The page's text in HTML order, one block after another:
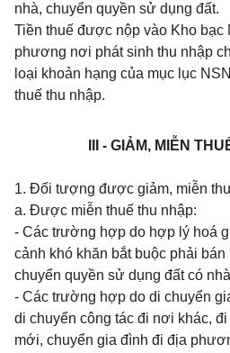
nhà, chuyển quyền sử dụng đất.
Tiền thuế được nộp vào Kho bạc
phương nơi phát sinh thu nhập
loại khoản hạng của mục lục
thuế thu nhập.
III - GIẢM, MIỄN
1. Đối tượng được giảm, miễn
a. Được miễn thuế thu nhập:
- Các trường hợp do hợp lý hoá
cảnh khó khăn bắt buộc phải
chuyển quyền sử dụng đất có
- Các trường hợp do di chuyển
di chuyển công tác đi nơi khác,
mới, chuyển gia đình đi địa